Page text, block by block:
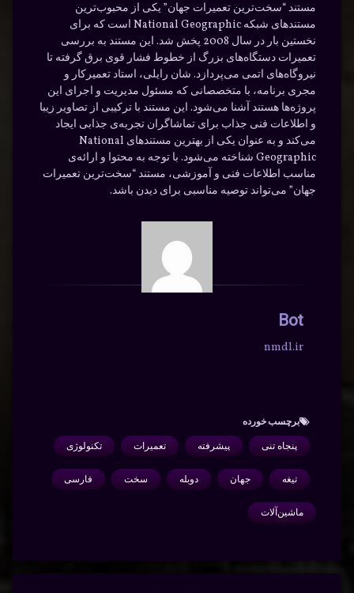
مستند “سخت‌ترین تعمیرات جهان” یکی از محبوب‌ترین
مستندهای شبکه National Geographic است که برای
نخستین بار در سال 2008 پخش شد. این مستند به بررسی
تعمیرات دستگاه‌های بزرگ از خطوط فشار قوی برق گرفته تا
نیروگاه‌های اتمی می‌پردازد. شان رایلی، استاد تعمیرکار و
مجری برنامه، با متخصصانی که مسئول مدیریت و اجرای این
پروژه‌ها هستند آشنا می‌شود. این مستند با ترکیبی از تصاویر زیبا
و اطلاعات فنی جذاب برای تماشاگران تجربه‌ی جذابی ایجاد
می‌کند و به عنوان یکی از بهترین مستندهای National
Geographic شناخته می‌شود. با توجه به محتوا و ارائه‌ی
مناسب اطلاعات فنی و آموزشی، مستند “سخت‌ترین تعمیرات
جهان” می‌تواند توصیه مناسبی برای دیدن باشد.
Bot
nmdl.ir
برچسب‌ خورده
پنجاه تنی پیشرفته تعمیرات تکنولوژی
تیغه جهان دوبله سخت فارسی
ماشین‌آلات